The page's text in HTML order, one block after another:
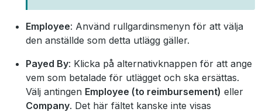
Employee: Använd rullgardinsmenyn för att välja
den anställde som detta utlägg gäller.
Payed By: Klicka på alternativknappen för att ange
vem som betalade för utlägget och ska ersättas.
Välj antingen Employee (to reimbursement) eller
Company. Det här fältet kanske inte visas